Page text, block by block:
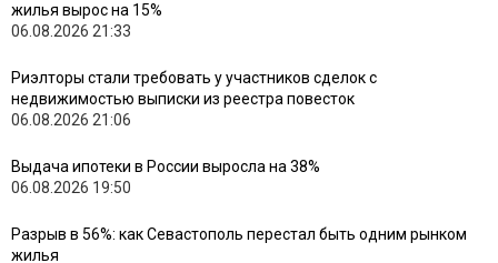
жилья вырос на 15%
06.08.2026 21:33
Риэлторы стали требовать у участников сделок с
недвижимостью выписки из реестра повесток
06.08.2026 21:06
Выдача ипотеки в России выросла на 38%
06.08.2026 19:50
Разрыв в 56%: как Севастополь перестал быть одним рынком
жилья